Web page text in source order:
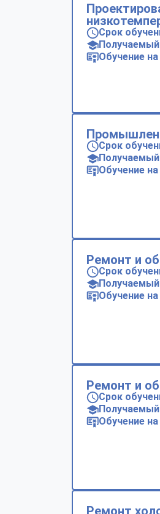
Срок
Обучение
Срок
Обучение
Ремонт и
Срок
Обучение
Ремонт и
Срок
Обучение
Ремонт